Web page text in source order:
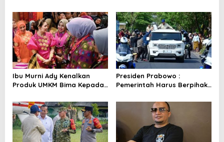
Indonesia
Ibu Murni Ady Kenalkan
Produk UMKM Bima Kepada
Presiden Prabowo :
Pemerintah Harus Berpihak